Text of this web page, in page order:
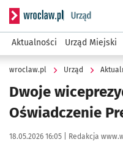
Serwis informacyjny
Aktualności Urząd Miejski
wroclaw.pl Urząd
Dwoje
Oświadczenie
Data publikacji:
18.05.2026 16:05 | Autor:
Redakcja